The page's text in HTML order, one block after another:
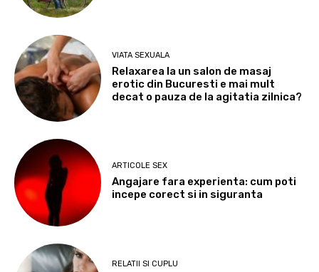
VIATA SEXUALA
Relaxarea la un salon de masaj
erotic din Bucuresti e mai mult
decat o pauza de la agitatia zilnica?
ARTICOLE SEX
Angajare fara experienta: cum poti
incepe corect si in siguranta
RELATII SI CUPLU